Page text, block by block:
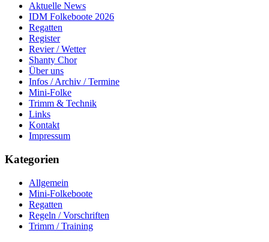
Aktuelle News
IDM Folkeboote 2026
Regatten
Register
Revier / Wetter
Shanty Chor
Über uns
Infos / Archiv / Termine
Mini-Folke
Trimm & Technik
Links
Kontakt
Impressum
Kategorien
Allgemein
Mini-Folkeboote
Regatten
Regeln / Vorschriften
Trimm / Training